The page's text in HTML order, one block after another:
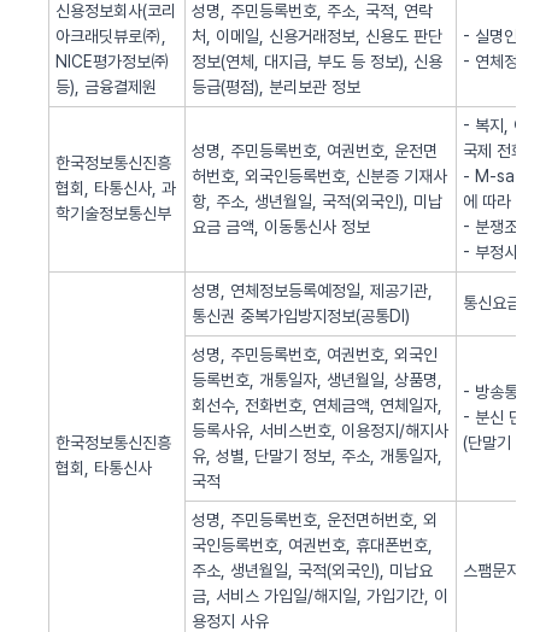
신용정보회사(코리
아크래딧뷰로㈜,
NICE평가정보㈜
등), 금융결제원
성명, 주민등록번호, 주소, 국적, 연락
처, 이메일, 신용거래정보, 신용도 판단
정보(연체, 대지급, 부도 등 정보), 신용
등급(평점), 분리보관 정보
- 실명인증
- 연체정보
한국정보통신진흥
협회, 타통신사, 과
학기술정보통신부
성명, 주민등록번호, 여권번호, 운전면
허번호, 외국인등록번호, 신분증 기재사
항, 주소, 생년월일, 국적(외국인), 미납
요금 금액, 이동통신사 정보
- 복지, 이
국제 전화
- M-safer
에 따라
- 분쟁조정
- 부정사용
한국정보통신진흥
협회, 타통신사
성명, 연체정보등록예정일, 제공기관,
통신권 중복가입방지정보(공통DI)
통신요금
성명, 주민등록번호, 여권번호, 외국인
등록번호, 개통일자, 생년월일, 상품명,
회선수, 전화번호, 연체금액, 연체일자,
등록사유, 서비스번호, 이용정지/해지사
유, 성별, 단말기 정보, 주소, 개통일자,
국적
- 방송통신
- 분신 단
(단말기 분
성명, 주민등록번호, 운전면허번호, 외
국인등록번호, 여권번호, 휴대폰번호,
주소, 생년월일, 국적(외국인), 미납요
금, 서비스 가입일/해지일, 가입기간, 이
용정지 사유
스팸문자